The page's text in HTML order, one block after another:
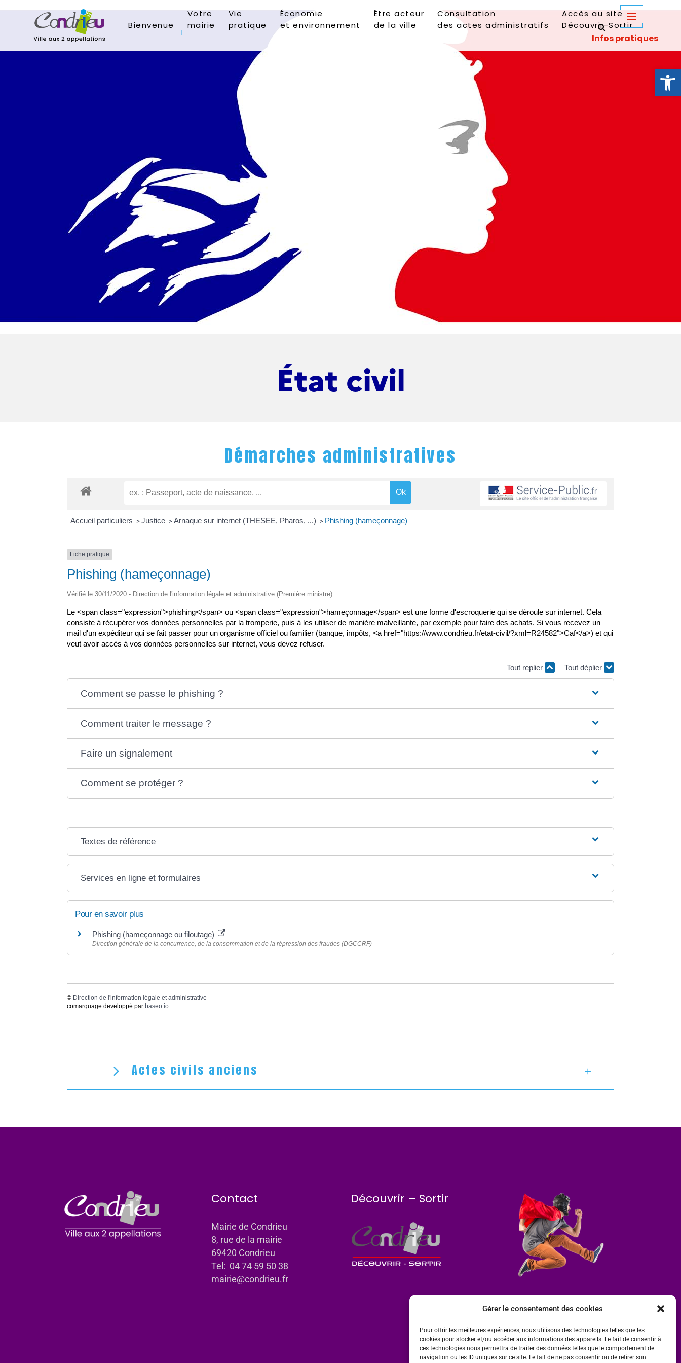
Ouvrir
Gérer le consentement des cookies
Pour offrir les meilleures expériences, nous utilisons des technologies telles que les
cookies pour stocker et/ou accéder aux informations des appareils. Le fait de consentir à
ces technologies nous permettra de traiter des données telles que le comportement de
navigation ou les ID uniques sur ce site. Le fait de ne pas consentir ou de retirer son
Bienvenue
Votre
mairie
Vie
pratique
Économie
et environnement
Être acteur
de la ville
Consultation
des actes administratifs
Accès au site
Découvrir-Sortir
État civil
Démarches administratives
Accueil particuliers > Justice > Arnaque sur internet (THESEE, Pharos, ...) > Phishing (hameçonnage)
Fiche pratique
Phishing (hameçonnage)
Vérifié le 30/11/2020 - Direction de l'information légale et administrative (Première ministre)
Le <span class="expression">phishing</span> ou <span class="expression">hameçonnage</span> est une forme d'escroquerie qui se déroule sur internet. Cela
consiste à récupérer vos données personnelles par la tromperie, puis à les utiliser de manière malveillante, par exemple pour faire des achats. Si vous recevez un
mail d'un expéditeur qui se fait passer pour un organisme officiel ou familier (banque, impôts, <a href="https://www.condrieu.fr/etat-civil/?xml=R24582">Caf</a>) et qui
veut avoir accès à vos données personnelles sur internet, vous devez refuser.
Tout replier Tout déplier
Comment se passe le phishing ?
Comment traiter le message ?
Faire un signalement
Comment se protéger ?
Textes de référence
Services en ligne et formulaires
Pour en savoir plus
Phishing (hameçonnage ou filoutage)
Direction générale de la concurrence, de la consommation et de la répression des fraudes (DGCCRF)
© Direction de l'information légale et administrative
comarquage developpé par baseo.io
Actes civils anciens
Contact
Mairie de Condrieu
8, rue de la mairie
69420 Condrieu
Tel: 04 74 59 50 38
mairie@condrieu.fr
Découvrir – Sortir